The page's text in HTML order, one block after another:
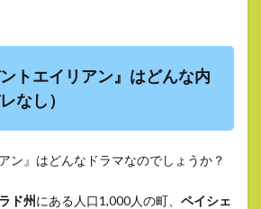
トエイリアン』はどんな内
なし）
ン』はどんなドラマなのでしょうか？
ド州にある人口1,000人の町、 ペイシェ